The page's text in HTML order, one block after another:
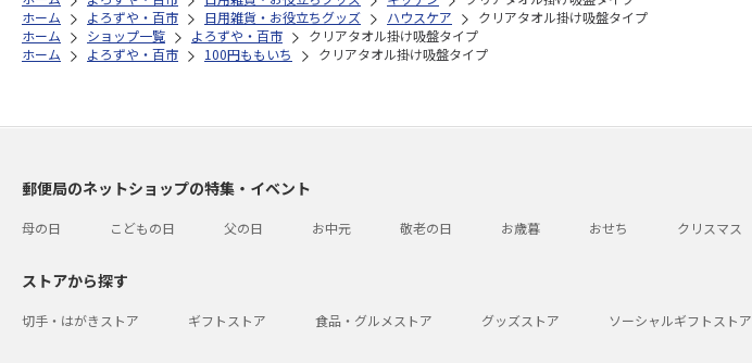
ホーム
よろずや・百市 日用雑貨・お役立ちグッズ ハウスケア
クリアタオル掛け吸盤タイプ
ホーム
ショップ一覧 よろずや・百市
クリアタオル掛け吸盤タイプ
ホーム
よろずや・百市 100円ももいち クリアタオル掛け吸盤タイプ
郵便局のネットショップの特集・イベント
母の日 こどもの日 父の日 お中元 敬老の日 お歳暮 おせち クリスマス
ストアから探す
切手・はがきストア ギフトストア 食品・グルメストア グッズストア ソーシャルギフトストア